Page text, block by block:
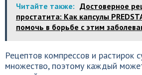
Читайте также: Достоверное
простатита: Как капсулы
помочь в борьбе с этим
Рецептов компрессов и растирок
множество, поэтому каждый